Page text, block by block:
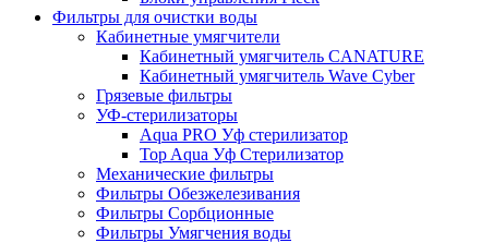
Фильтры для очистки воды
Кабинетные умягчители
Кабинетный умягчитель CANATURE
Кабинетный умягчитель Wave Cyber
Грязевые фильтры
УФ-стерилизаторы
Aqua PRO Уф стерилизатор
Top Aqua Уф Стерилизатор
Механические фильтры
Фильтры Обезжелезивания
Фильтры Сорбционные
Фильтры Умягчения воды